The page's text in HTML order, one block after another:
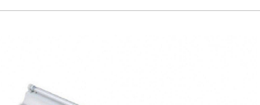
才是打造明亮小窩的最佳關鍵!T1照明科
雲林科技大學運動場及校區燈光設計，元
光明T全能檯燈預計六月份上線